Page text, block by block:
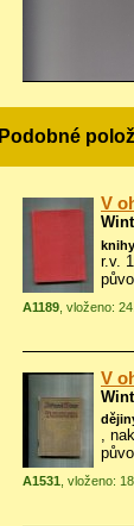
Podobné
V
knihy
r.v.
A1189 , vloženo:
V
,
A1531 , vloženo: